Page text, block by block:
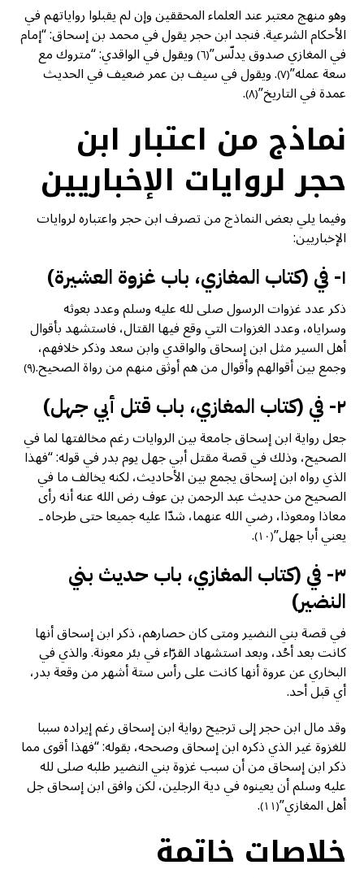
وهو منهج معتبر عند العلماء المحققين وإن لم يقبلوا رواياتهم في
الأحكام الشرعية. فنجد ابن حجر يقول في محمد بن إسحاق: “إمام
في المغازي صدوق يدلّس”(٦) ويقول في الواقدي: “متروك مع
سعة عمله”(٧) . ويقول في سيف بن عمر ضعيف في الحديث
عمدة في التاريخ”(٨) .
نماذج من اعتبار ابن
حجر لروايات الإخباريين
وفيما يلي بعض النماذج من تصرف ابن حجر واعتباره لروايات
الإخباريين:
١- في (كتاب المغازي، باب غزوة العشيرة)
ذكر عدد غزوات الرسول صلى لله عليه وسلم وعدد بعوثه
وسراياه، وعدد الغزوات التي وقع فيها القتال، فاستشهد بأقوال
أهل السير مثل ابن إسحاق والواقدي وابن سعد وذكر خلافهم،
وجمع بين أقوالهم وأقوال من هم أوثق منهم من رواة الصحيح.(٩)
٢- في (كتاب المغازي، باب قتل أبي جهل)
جعل رواية ابن إسحاق جامعة بين الروايات رغم مخالفتها لما في
الصحيح، وذلك في قصة مقتل أبي جهل يوم بدر في قوله: “فهذا
الذي رواه ابن إسحاق يجمع بين الأحاديث، لكنه يخالف ما في
الصحيح من حديث عبد الرحمن بن عوف رض الله عنه أنه رأى
معاذا ومعوذا، رضي الله عنهما، شدّا عليه جميعا حتى طرحاه ـ
يعني أبا جهل”(١٠) .
٣- في (كتاب المغازي، باب حديث بني
النضير)
في قصة بني النضير ومتى كان حصارهم، ذكر ابن إسحاق أنها
كانت بعد أحُد، وبعد استشهاد القرّاء في بئر معونة. والذي في
البخاري عن عروة أنها كانت على رأس ستة أشهر من وقعة بدر،
أي قبل أحد.
وقد مال ابن حجر إلى ترجيح رواية ابن إسحاق رغم إيراده سببا
للغزوة غير الذي ذكره ابن إسحاق وصححه، بقوله: “فهذا أقوى مما
ذكر ابن إسحاق من أن سبب غزوة بني النضير طلبه صلى لله
عليه وسلم أن يعينوه في دية الرجلين، لكن وافق ابن إسحاق جل
أهل المغازي”(١١) .
خلاصات خاتمة